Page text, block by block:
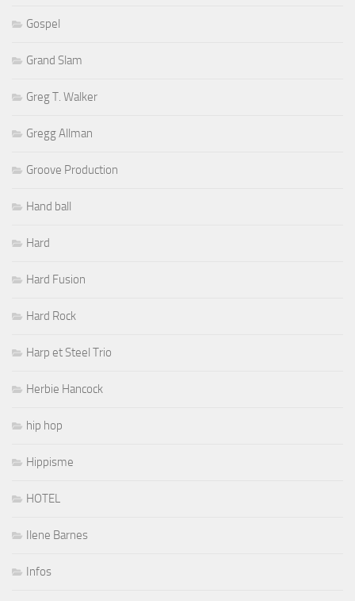
Gospel
Grand Slam
Greg T. Walker
Gregg Allman
Groove Production
Hand ball
Hard
Hard Fusion
Hard Rock
Harp et Steel Trio
Herbie Hancock
hip hop
Hippisme
HOTEL
Ilene Barnes
Infos